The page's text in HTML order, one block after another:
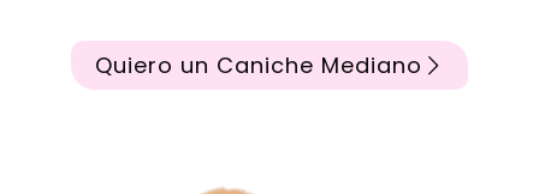
Quiero un Caniche Mediano